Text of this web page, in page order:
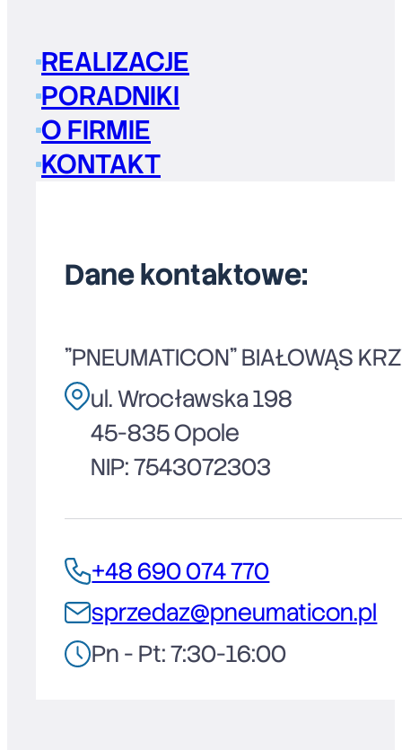
REALIZACJE
PORADNIKI
O FIRMIE
KONTAKT
Dane kontaktowe:
"PNEUMATICON" BIAŁOWĄS
ul. Wrocławska 198
45-835 Opole
NIP: 7543072303
+48 690 074 770
sprzedaz@pneumaticon.pl
Pn - Pt: 7:30-16:00